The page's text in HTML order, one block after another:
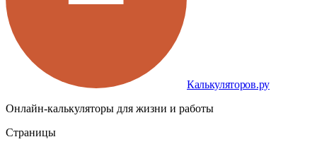
Калькуляторов.ру
Онлайн-калькуляторы для жизни и работы
Страницы